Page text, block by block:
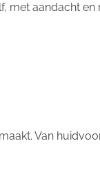
met aandacht en
Van